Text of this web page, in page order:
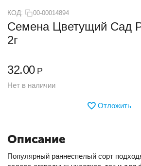
КОД: 00-00014894
Семена Цветущий Сад
2г
32.00 Р
Нет в наличии
Отложить
Описание
Популярный раннеспелый сорт